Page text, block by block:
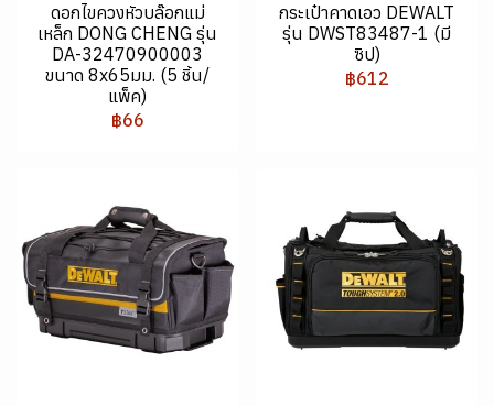
ดอกไขควงหัวบล๊อกแม่
เหล็ก DONG CHENG รุ่น
DA-32470900003
ขนาด 8x65มม. (5 ชิ้น/
แพ็ค)
฿66
กระเป๋าคาดเอว DEWALT
รุ่น DWST83487-1 (มี
ซิป)
฿612